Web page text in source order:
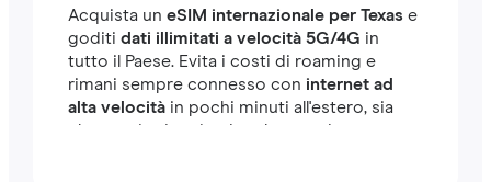
Acquista un eSIM internazionale per Texase
goditi dati illimitati a velocità 5G/4G in
tutto il Paese. Evita i costi di roaming e
rimani sempre connesso con internet ad
alta velocitàin pochi minuti all'estero, sia
che tu stia viaggiando o lavorando.